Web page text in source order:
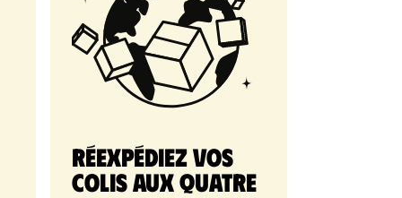
Réexpédiez vos
colis aux quatre